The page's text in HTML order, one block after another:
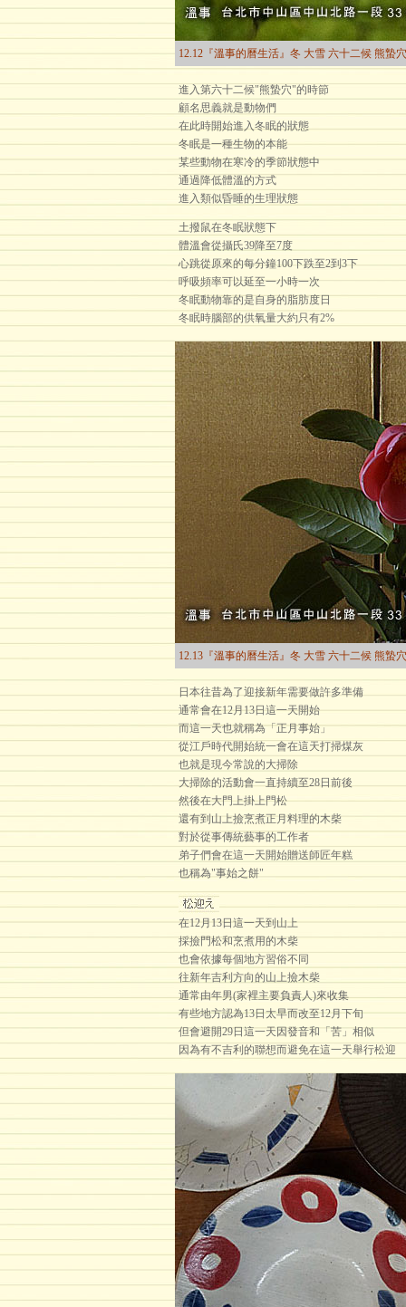
12.12『溫事的曆生活』冬 大雪 六十二候 熊蟄穴
進入第六十二候"熊蟄穴"的時節
顧名思義就是動物們
在此時開始進入冬眠的狀態
冬眠是一種生物的本能
某些動物在寒冷的季節狀態中
通過降低體溫的方式
進入類似昏睡的生理狀態
土撥鼠在冬眠狀態下
體溫會從攝氏39降至7度
心跳從原來的每分鐘100下跌至2到3下
呼吸頻率可以延至一小時一次
冬眠動物靠的是自身的脂肪度日
冬眠時腦部的供氧量大約只有2%
12.13『溫事的曆生活』冬 大雪 六十二候 熊蟄穴
日本往昔為了迎接新年需要做許多準備
通常會在12月13日這一天開始
而這一天也就稱為「正月事始」
從江戶時代開始統一會在這天打掃煤灰
也就是現今常說的大掃除
大掃除的活動會一直持續至28日前後
然後在大門上掛上門松
還有到山上撿烹煮正月料理的木柴
對於從事傳統藝事的工作者
弟子們會在這一天開始贈送師匠年糕
也稱為"事始之餅"
在12月13日這一天到山上
採撿門松和烹煮用的木柴
也會依據每個地方習俗不同
往新年吉利方向的山上撿木柴
通常由年男(家裡主要負責人)來收集
有些地方認為13日太早而改至12月下旬
但會避開29日這一天因發音和「苦」相似
因為有不吉利的聯想而避免在這一天舉行松迎